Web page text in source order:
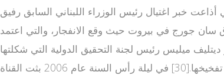
العربية القناة الأولى التي أذاعت خبر اغتيال رئيس الوزراء اللبناني السابق رفيق
يقع على مقربة من فندق سان جورج في بيروت حيث وقع الانفجار، والتي اعتمد
نوع ميتسوبيشي كانتر موديل 1995 أو 1996 والتي أظهرت لاحقا تقرير ديتليف ميليس رئيس لجنة التحقيق الدولية التي شكلتها
الأمم المتحدة للتحقيق في اغتيال رئيس الوزراء اللبناني السابق رفيق الحريري أن الاغتيال تم بواسطة الشاحنة الميتسوبيشي البيضاء بعد تفخيخها.[30] في ليلة رأس السنة عام 2006 بثت القناة